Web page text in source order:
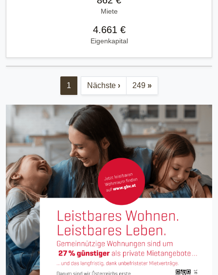
Miete
4.661 €
Eigenkapital
1 Nächste › 249 »